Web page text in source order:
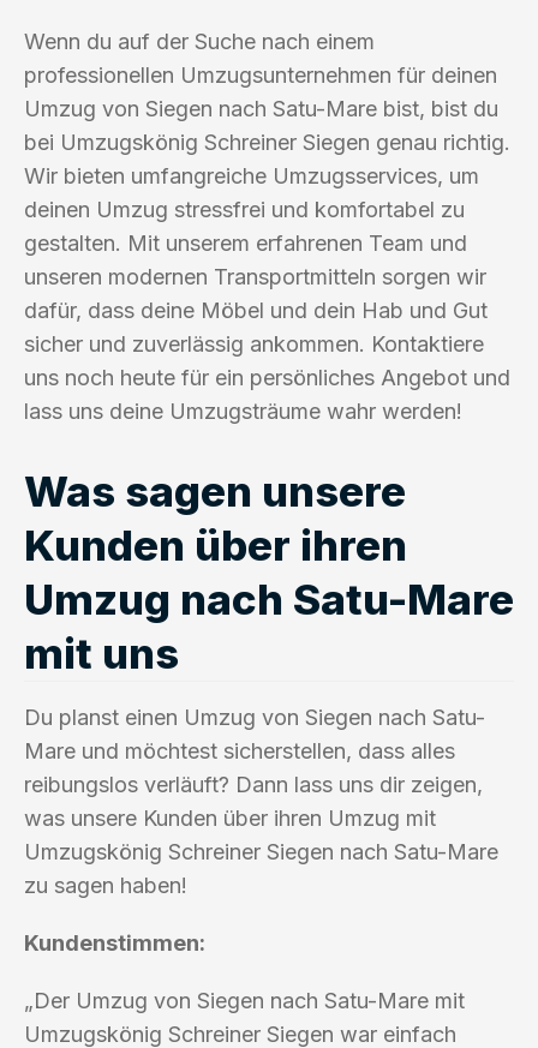
Wenn du auf der Suche nach einem
professionellen Umzugsunternehmen für deinen
Umzug von Siegen nach Satu-Mare bist, bist du
bei Umzugskönig Schreiner Siegen genau richtig.
Wir bieten umfangreiche Umzugsservices, um
deinen Umzug stressfrei und komfortabel zu
gestalten. Mit unserem erfahrenen Team und
unseren modernen Transportmitteln sorgen wir
dafür, dass deine Möbel und dein Hab und Gut
sicher und zuverlässig ankommen. Kontaktiere
uns noch heute für ein persönliches Angebot und
lass uns deine Umzugsträume wahr werden!
Was sagen unsere
Kunden über ihren
Umzug nach Satu-Mare
mit uns
Du planst einen Umzug von Siegen nach Satu-
Mare und möchtest sicherstellen, dass alles
reibungslos verläuft? Dann lass uns dir zeigen,
was unsere Kunden über ihren Umzug mit
Umzugskönig Schreiner Siegen nach Satu-Mare
zu sagen haben!
Kundenstimmen:
„Der Umzug von Siegen nach Satu-Mare mit
Umzugskönig Schreiner Siegen war einfach